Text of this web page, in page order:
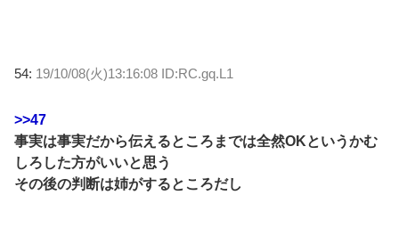
54: 19/10/08(火)13:16:08 ID:RC.gq.L1
>>47
事実は事実だから伝えるところまでは全然OKというかむ
しろした方がいいと思う
その後の判断は姉がするところだし